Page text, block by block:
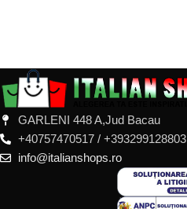
GARLENI 448 A,Jud Bacau
+40757470517 / +393299128803
info@italianshops.ro